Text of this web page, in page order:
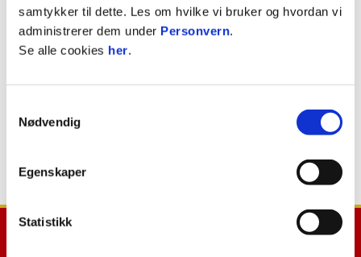
samtykker til dette. Les om hvilke vi bruker og hvordan vi
administrerer dem under Personvern.
Se alle cookies her.
Nødvendig
Egenskaper
Statistikk